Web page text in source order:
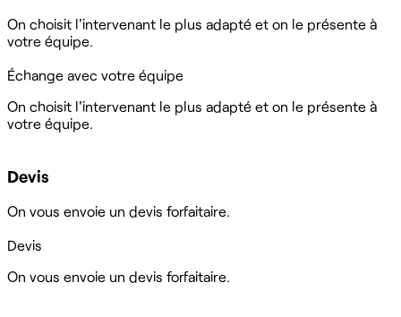
On choisit l'intervenant le plus adapté et on le présente à
votre équipe.
Échange avec votre équipe
On choisit l'intervenant le plus adapté et on le présente à
votre équipe.
Devis
On vous envoie un devis forfaitaire.
Devis
On vous envoie un devis forfaitaire.